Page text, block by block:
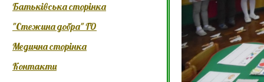
Батьківська сторінка
"Стежина добра" ГО
Медична сторінка
Контакти